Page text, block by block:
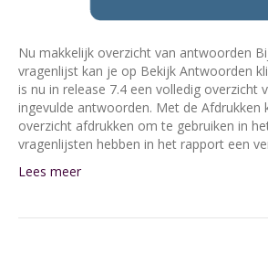
Nu makkelijk overzicht van antwoorden
vragenlijst kan je op Bekijk Antwoorden
is nu in release 7.4 een volledig overzicht
ingevulde antwoorden. Met de Afdrukken
overzicht afdrukken om te gebruiken in
vragenlijsten hebben in het rapport een
Lees meer